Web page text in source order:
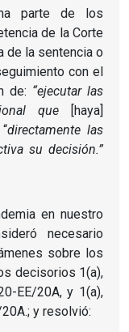
parte de los
de la Corte
de la sentencia o
con el
de: “ejecutar las
que
[haya]
directamente las
su decisión.”
en nuestro
necesario
sobre los
decisorios 1(a),
EE/20A, y 1(a),
y resolvió: